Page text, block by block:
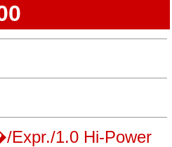
Expr./1.0 Hi-Power